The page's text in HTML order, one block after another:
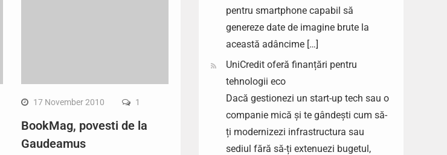
17 November 2010 1
BookMag, povesti de la
Gaudeamus
pentru smartphone capabil să
genereze date de imagine brute la
această adâncime […]
UniCredit oferă finanțări pentru
tehnologii eco
Dacă gestionezi un start-up tech sau o
companie mică și te gândești cum să-
ți modernizezi infrastructura sau
sediul fără să-ți extenuezi bugetul,